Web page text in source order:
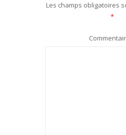
Les champs obligatoires
*